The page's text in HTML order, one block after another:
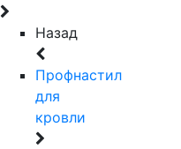
Назад
Профнастил
для
кровли